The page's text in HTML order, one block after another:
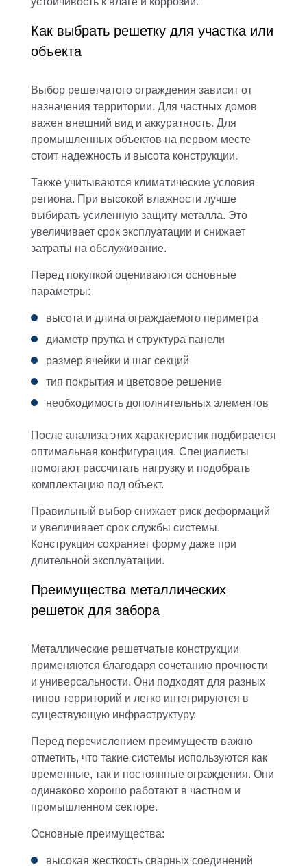
Как выбрать решетку для участка или
объекта
Выбор решетчатого ограждения зависит от
назначения территории. Для частных домов
важен внешний вид и аккуратность. Для
промышленных объектов на первом месте
стоит надежность и высота конструкции.
Также учитываются климатические условия
региона. При высокой влажности лучше
выбирать усиленную защиту металла. Это
увеличивает срок эксплуатации и снижает
затраты на обслуживание.
Перед покупкой оцениваются основные
параметры:
высота и длина ограждаемого периметра
диаметр прутка и структура панели
размер ячейки и шаг секций
тип покрытия и цветовое решение
необходимость дополнительных элементов
После анализа этих характеристик подбирается
оптимальная конфигурация. Специалисты
помогают рассчитать нагрузку и подобрать
комплектацию под объект.
Правильный выбор снижает риск деформаций
и увеличивает срок службы системы.
Конструкция сохраняет форму даже при
длительной эксплуатации.
Преимущества металлических
решеток для забора
Металлические решетчатые конструкции
применяются благодаря сочетанию прочности
и универсальности. Они подходят для разных
типов территорий и легко интегрируются в
существующую инфраструктуру.
Перед перечислением преимуществ важно
отметить, что такие системы используются как
временные, так и постоянные ограждения. Они
одинаково хорошо работают в частном и
промышленном секторе.
Основные преимущества:
высокая жесткость сварных соединений